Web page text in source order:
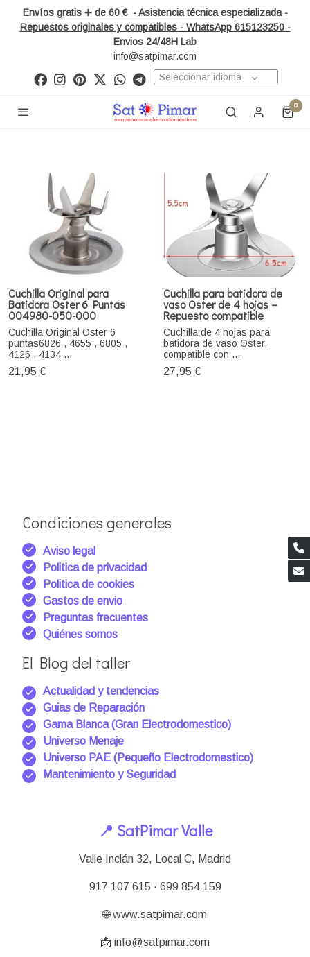
Envíos gratis ➕ de 60 € - Asistencia técnica especializada -
Repuestos originales y compatibles - WhatsApp 615123250 -
Envios 24/48H Lab
info@satpimar.com
Seleccionar idioma
0
Cuchilla Original para
Batidora Oster 6 Puntas
004980-050-000
Cuchilla Original Oster 6
puntas6826 , 4655 , 6805 ,
4126 , 4134 ...
21,95 €
Cuchilla para batidora de
vaso Oster de 4 hojas –
Repuesto compatible
Cuchilla de 4 hojas para
batidora de vaso Oster,
compatible con ...
27,95 €
Condiciones generales
Aviso legal
Politica de privacidad
Politica de cookies
Gastos de envio
Preguntas frecuentes
Quiénes somos
El Blog del taller
Actualidad y tendencias
Guias de Reparación
Gama Blanca (Gran Electrodomestico)
Universo Menaje
Universo PAE (Pequeño Electrodomestico)
Mantenimiento y Seguridad
📍 SatPimar Valle
Valle Inclán 32, Local C, Madrid
917 107 615 · 699 854 159
🌐 www.satpimar.com
📩 info@satpimar.com